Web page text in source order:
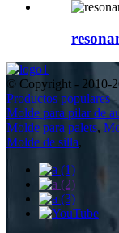
© Copyright - 2010-
Productos populares-
Molde para pilar de
Molde para palets,
Molde de silla,